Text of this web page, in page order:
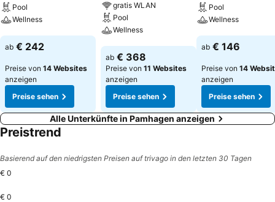
Pool
Wellness
Preise sehen
ab € 242
Preise von 14 Websites
anzeigen
Preise sehen
gratis WLAN
Pool
Wellness
Preise sehen
ab € 368
Preise von 11 Websites
anzeigen
Preise sehen
Pool
Wellness
Preise sehen
ab € 146
Preise von 14
anzeigen
Preise sehen
Alle Unterkünfte in Pamhagen anzeigen
Preistrend
Basierend auf den niedrigsten Preisen auf trivago in den letzten 30 Tagen
€ 0
€ 0